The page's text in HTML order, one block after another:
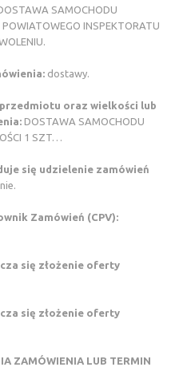
SAMOCHODU
INSPEKTORATU
dostawy.
przedmiotu oraz wielkości lub
DOSTAWA SAMOCHODU
1 SZT…
się udzielenie zamówień
nie.
Zamówień (CPV):
się złożenie oferty
się złożenie oferty
ZAMÓWIENIA LUB TERMIN